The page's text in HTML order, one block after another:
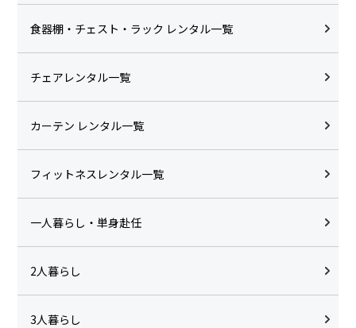
食器棚・チェスト・ラック レンタル一覧
チェアレンタル一覧
カーテン レンタル一覧
フィットネスレンタル一覧
一人暮らし・単身赴任
2人暮らし
3人暮らし